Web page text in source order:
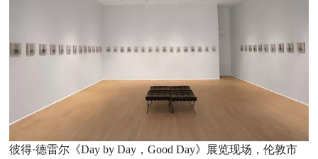
彼得·德雷尔《Day by Day，Good Day》展览现场，伦敦市